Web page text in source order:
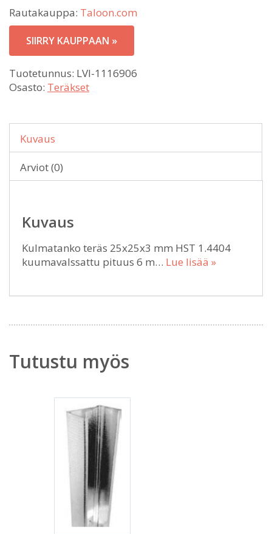
Rautakauppa: Taloon.com
SIIRRY KAUPPAAN »
Tuotetunnus: LVI-1116906
Osasto: Teräkset
Kuvaus
Arviot (0)
Kuvaus
Kulmatanko teräs 25x25x3 mm HST 1.4404
kuumavalssattu pituus 6 m… Lue lisää »
Tutustu myös